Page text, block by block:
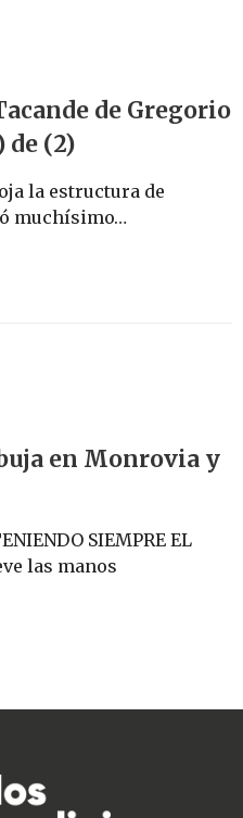
de Gregorio
de (2)
la estructura de
muchísimo…
en Monrovia y
SIEMPRE EL
las manos